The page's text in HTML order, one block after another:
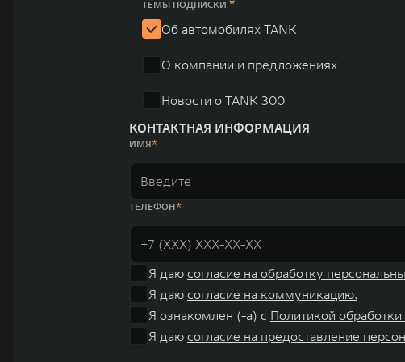
систему исследований и разработок, включая центры в
ТЕМЫ ПОДПИСКИ *
Об автомобилях TANK
О компании и предложениях
Новости о TANK 300
КОНТАКТНАЯ ИНФОРМАЦИЯ
ИМЯ
ТЕЛЕФОН
Я даю согласие на обработку
Я даю согласие на коммуникацию.
Я ознакомлен (-а) с Политикой
Я даю согласие на предоставление